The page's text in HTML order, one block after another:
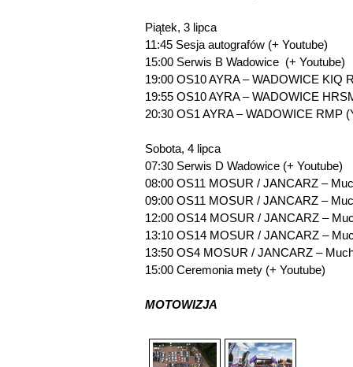
Piątek, 3 lipca
11:45 Sesja autografów (+ Youtube)
15:00 Serwis B Wadowice (+ Youtube)
19:00 OS10 AYRA – WADOWICE KIQ
19:55 OS10 AYRA – WADOWICE
20:30 OS1 AYRA – WADOWICE RMP
Sobota, 4 lipca
07:30 Serwis D Wadowice (+ Youtube)
08:00 OS11 MOSUR / JANCARZ –
09:00 OS11 MOSUR / JANCARZ –
12:00 OS14 MOSUR / JANCARZ –
13:10 OS14 MOSUR / JANCARZ –
13:50 OS4 MOSUR / JANCARZ –
15:00 Ceremonia mety (+ Youtube)
MOTOWIZJA